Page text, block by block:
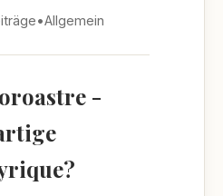
•Allgemein
-